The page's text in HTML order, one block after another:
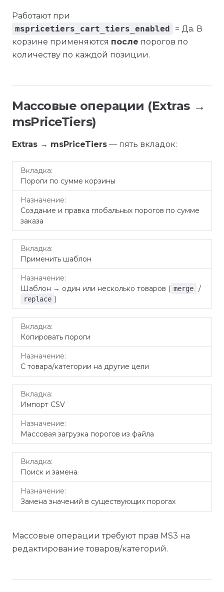
Работают при
mspricetiers_cart_tiers_enabled
= Да. В
корзине применяются после порогов по
количеству по каждой позиции.
Массовые операции (Extras →
msPriceTiers)
Extras → msPriceTiers — пять вкладок:
Вкладка
Пороги по сумме корзины
Создание и правка глобальных порогов по сумме
заказа
Применить шаблон
Шаблон → один или несколько товаров ( merge /
replace )
Копировать пороги
С товара/категории на другие цели
Импорт CSV
Массовая загрузка порогов из файла
Поиск и замена
Замена значений в существующих порогах
Массовые операции требуют прав MS3 на
редактирование товаров/категорий.